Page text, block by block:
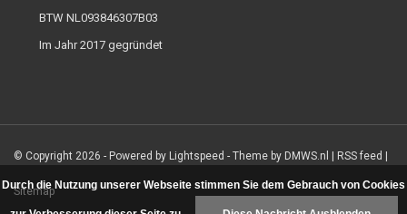
BTW NL093846307B03
Im Jahr 2017 gegründet
© Copyright 2026 - Powered by Lightspeed - Theme by DMWS.nl RSS feed
Sitemap
Durch die Nutzung unserer Webseite stimmen Sie dem Gebrauch von Cookies